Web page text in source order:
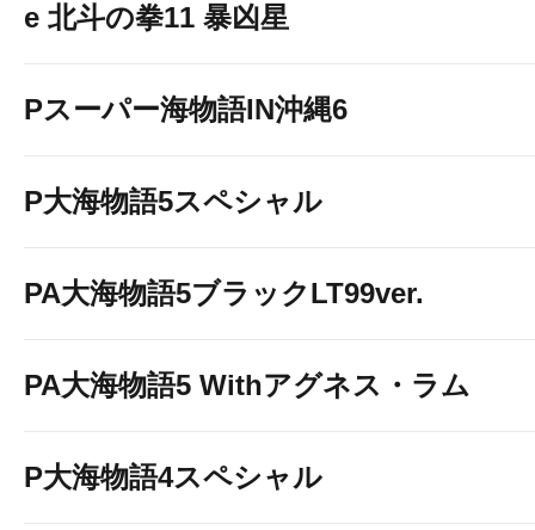
e 北斗の拳11 暴凶星
Pスーパー海物語IN沖縄6
P大海物語5スペシャル
PA大海物語5ブラックLT99ver.
PA大海物語5 Withアグネス・ラム
P大海物語4スペシャル